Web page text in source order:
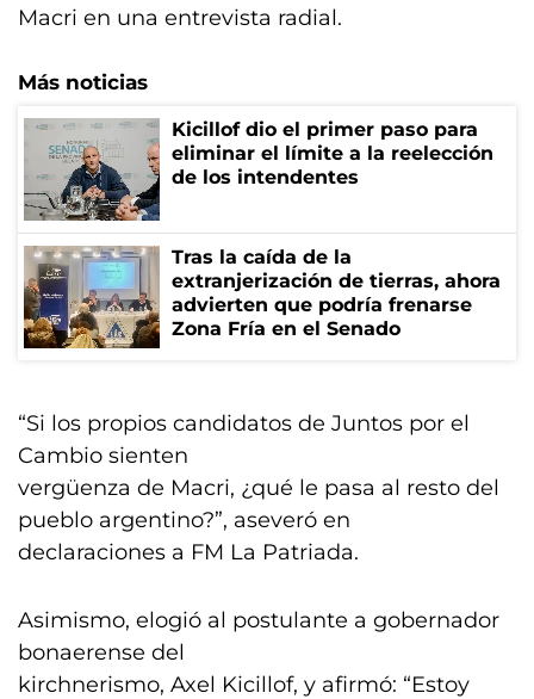
Macri en una entrevista radial.
Más noticias
Kicillof dio el primer paso para
eliminar el límite a la reelección
de los intendentes
Tras la caída de la
extranjerización de tierras, ahora
advierten que podría frenarse
Zona Fría en el Senado
“Si los propios candidatos de Juntos por el
Cambio sienten
vergüenza de Macri, ¿qué le pasa al resto del
pueblo argentino?”, aseveró en
declaraciones a FM La Patriada.
Asimismo, elogió al postulante a gobernador
bonaerense del
kirchnerismo, Axel Kicillof, y afirmó: “Estoy